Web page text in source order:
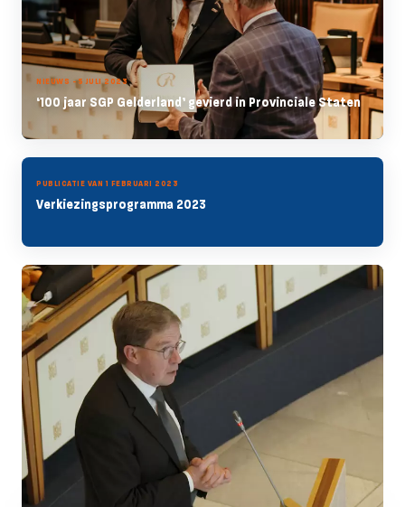
NIEUWS - 5 JULI 2023
‘100 jaar SGP Gelderland’ gevierd in Provinciale Staten
PUBLICATIE VAN 1 FEBRUARI 2023
Verkiezingsprogramma 2023